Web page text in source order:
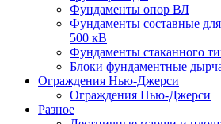
Фундаменты опор ВЛ
Фундаменты составные
500 кВ
Фундаменты стаканного
Блоки фундаментные
Ограждения Нью-Джерси
Ограждения Нью-Джерси
Разное